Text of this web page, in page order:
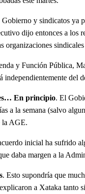
Gobierno y sindicatos ya
dijo entonces a los
organizaciones sindicales
y Función Pública,
independientemente del
En principio. El
a la semana (salvo
la AGE.
inicial ha sufrido
daba margen a la
. Esto supondría que
a Xataka tanto